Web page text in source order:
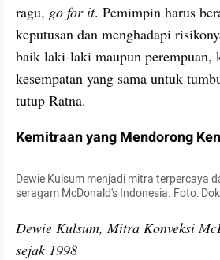
ragu, go for it. Pemimpin harus
keputusan dan menghadapi
baik laki-laki maupun perempuan,
kesempatan yang sama untuk
tutup Ratna.
Kemitraan yang Mendorong
Dewie Kulsum menjadi mitra terpercaya
seragam McDonald's Indonesia. Foto:
Dewie Kulsum, Mitra Konveksi
sejak 1998